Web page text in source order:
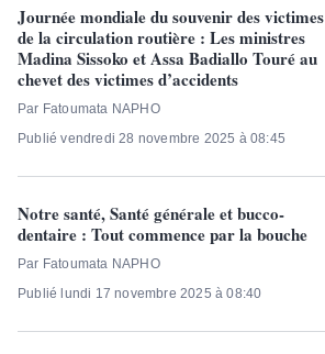
Journée mondiale du souvenir des victimes
de la circulation routière : Les ministres
Madina Sissoko et Assa Badiallo Touré au
chevet des victimes d’accidents
Par Fatoumata NAPHO
Publié vendredi 28 novembre 2025 à 08:45
Notre santé, Santé générale et bucco-
dentaire : Tout commence par la bouche
Par Fatoumata NAPHO
Publié lundi 17 novembre 2025 à 08:40